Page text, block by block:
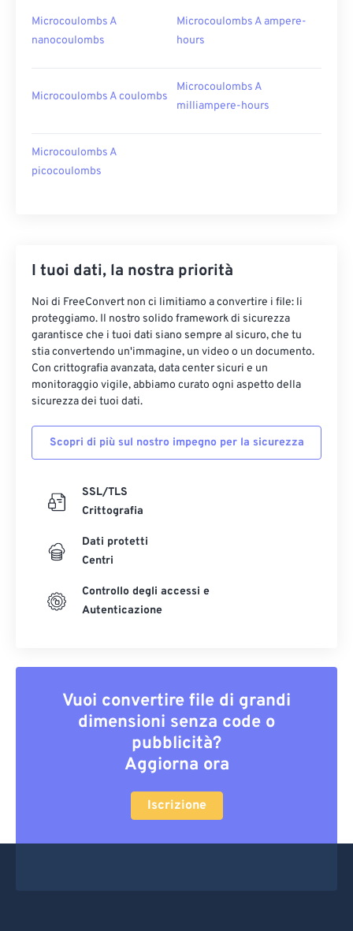
Microcoulombs A
nanocoulombs
Microcoulombs A ampere-
hours
Microcoulombs A coulombs
Microcoulombs A
milliampere-hours
Microcoulombs A
picocoulombs
I tuoi dati, la nostra priorità
Noi di FreeConvert non ci limitiamo a convertire i file: li
proteggiamo. Il nostro solido framework di sicurezza
garantisce che i tuoi dati siano sempre al sicuro, che tu
stia convertendo un'immagine, un video o un documento.
Con crittografia avanzata, data center sicuri e un
monitoraggio vigile, abbiamo curato ogni aspetto della
sicurezza dei tuoi dati.
Scopri di più sul nostro impegno per la sicurezza
SSL/TLS
Crittografia
Dati protetti
Centri
Controllo degli accessi e
Autenticazione
Vuoi convertire file di grandi
dimensioni senza code o
pubblicità?
Aggiorna ora
Iscrizione